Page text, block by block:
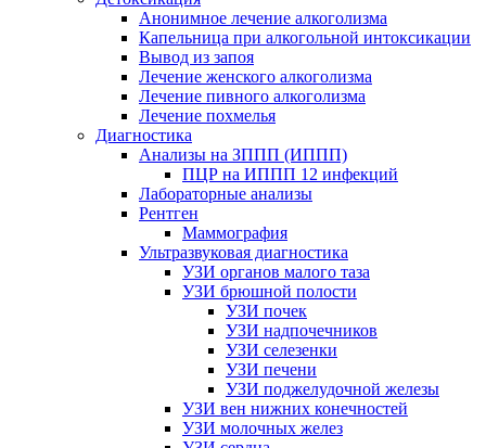
Анонимное лечение алкоголизма
Капельница при алкогольной интоксикации
Вывод из запоя
Лечение женского алкоголизма
Лечение пивного алкоголизма
Лечение похмелья
Диагностика
Анализы на ЗППП (ИППП)
ПЦР на ИППП 12 инфекций
Лабораторные анализы
Рентген
Маммография
Ультразвуковая диагностика
УЗИ органов малого таза
УЗИ брюшной полости
УЗИ почек
УЗИ надпочечников
УЗИ селезенки
УЗИ печени
УЗИ поджелудочной железы
УЗИ вен нижних конечностей
УЗИ молочных желез